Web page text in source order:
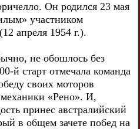
Он родился 23 мая
участником
апреля 1954 г.).
не обошлось без
й старт отмечала команда
своих моторов
«Рено». И,
принес австралийский
в общем зачете побед на